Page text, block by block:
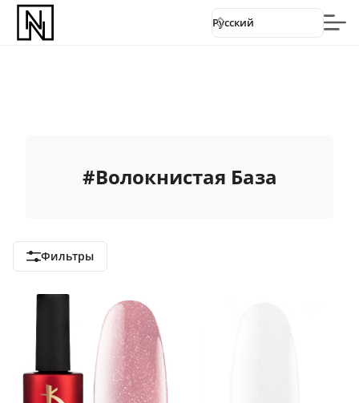
Русский
#Волокнистая База
Фильтры